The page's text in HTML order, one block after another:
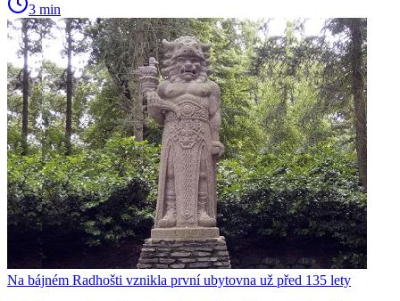
3 min
Na bájném Radhošti vznikla první ubytovna už před 135 lety